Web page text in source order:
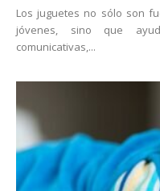
Los juguetes no sólo son
jóvenes, sino que
comunicativas,...